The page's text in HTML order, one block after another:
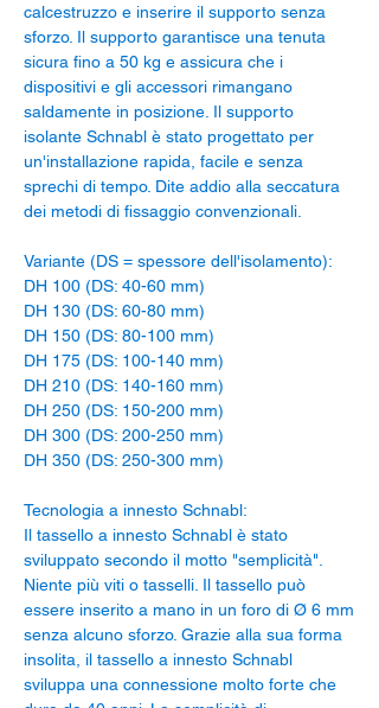
calcestruzzo e inserire il supporto senza
sforzo. Il supporto garantisce una tenuta
sicura fino a 50 kg e assicura che i
dispositivi e gli accessori rimangano
saldamente in posizione. Il supporto
isolante Schnabl è stato progettato per
un'installazione rapida, facile e senza
sprechi di tempo. Dite addio alla seccatura
dei metodi di fissaggio convenzionali.
Variante (DS = spessore dell'isolamento):
DH 100 (DS: 40-60 mm)
DH 130 (DS: 60-80 mm)
DH 150 (DS: 80-100 mm)
DH 175 (DS: 100-140 mm)
DH 210 (DS: 140-160 mm)
DH 250 (DS: 150-200 mm)
DH 300 (DS: 200-250 mm)
DH 350 (DS: 250-300 mm)
Tecnologia a innesto Schnabl:
Il tassello a innesto Schnabl è stato
sviluppato secondo il motto "semplicità".
Niente più viti o tasselli. Il tassello può
essere inserito a mano in un foro di Ø 6 mm
senza alcuno sforzo. Grazie alla sua forma
insolita, il tassello a innesto Schnabl
sviluppa una connessione molto forte che